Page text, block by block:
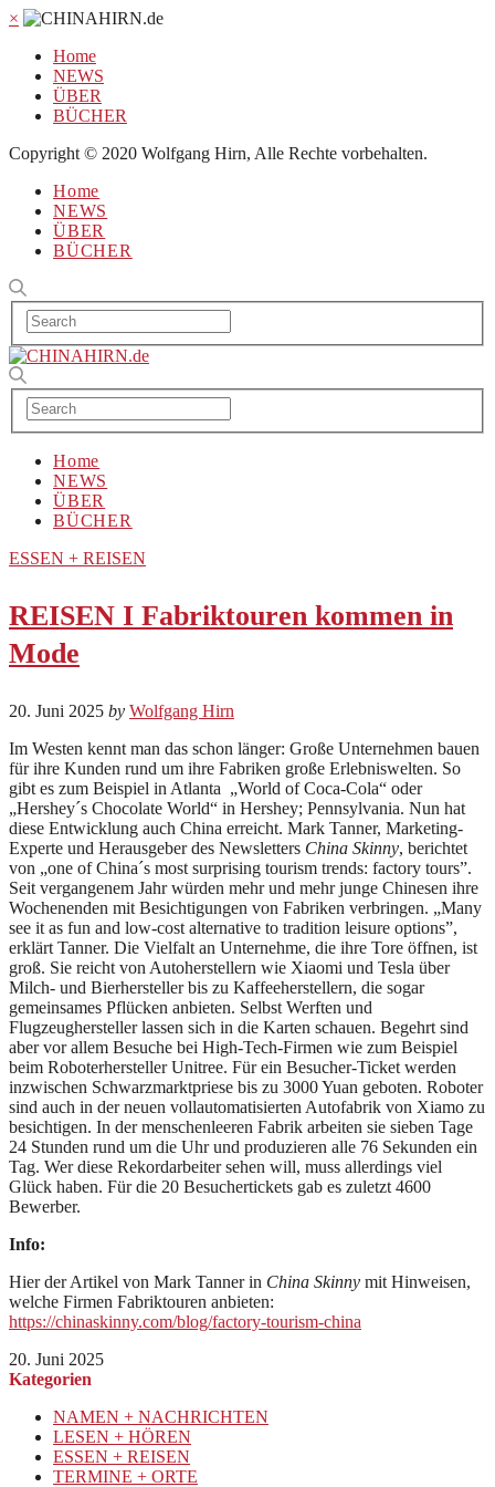
×
Home
NEWS
ÜBER
BÜCHER
Copyright © 2020 Wolfgang Hirn, Alle Rechte vorbehalten.
Home
NEWS
ÜBER
BÜCHER
Home
NEWS
ÜBER
BÜCHER
ESSEN + REISEN
REISEN I Fabriktouren kommen in
Mode
20. Juni 2025 by Wolfgang Hirn
Im Westen kennt man das schon länger: Große Unternehmen bauen
für ihre Kunden rund um ihre Fabriken große Erlebniswelten. So
gibt es zum Beispiel in Atlanta „World of Coca-Cola“ oder
„Hershey´s Chocolate World“ in Hershey; Pennsylvania. Nun hat
diese Entwicklung auch China erreicht. Mark Tanner, Marketing-
Experte und Herausgeber des Newsletters China Skinny, berichtet
von „one of China´s most surprising tourism trends: factory tours”.
Seit vergangenem Jahr würden mehr und mehr junge Chinesen ihre
Wochenenden mit Besichtigungen von Fabriken verbringen. „Many
see it as fun and low-cost alternative to tradition leisure options”,
erklärt Tanner. Die Vielfalt an Unternehme, die ihre Tore öffnen, ist
groß. Sie reicht von Autoherstellern wie Xiaomi und Tesla über
Milch- und Bierhersteller bis zu Kaffeeherstellern, die sogar
gemeinsames Pflücken anbieten. Selbst Werften und
Flugzeughersteller lassen sich in die Karten schauen. Begehrt sind
aber vor allem Besuche bei High-Tech-Firmen wie zum Beispiel
beim Roboterhersteller Unitree. Für ein Besucher-Ticket werden
inzwischen Schwarzmarktpriese bis zu 3000 Yuan geboten. Roboter
sind auch in der neuen vollautomatisierten Autofabrik von Xiamo zu
besichtigen. In der menschenleeren Fabrik arbeiten sie sieben Tage
24 Stunden rund um die Uhr und produzieren alle 76 Sekunden ein
Tag. Wer diese Rekordarbeiter sehen will, muss allerdings viel
Glück haben. Für die 20 Besuchertickets gab es zuletzt 4600
Bewerber.
Info:
Hier der Artikel von Mark Tanner in China Skinny mit Hinweisen,
welche Firmen Fabriktouren anbieten:
https://chinaskinny.com/blog/factory-tourism-china
20. Juni 2025
Kategorien
NAMEN + NACHRICHTEN
LESEN + HÖREN
ESSEN + REISEN
TERMINE + ORTE